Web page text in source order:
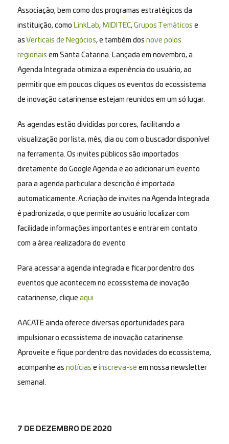
Associação, bem como dos programas estratégicos da
instituição, como LinkLab, MIDITEC, Grupos Temáticos e
as Verticais de Negócios, e também dos nove polos
regionais em Santa Catarina. Lançada em novembro, a
Agenda Integrada otimiza a experiência do usuário, ao
permitir que em poucos cliques os eventos do ecossistema
de inovação catarinense estejam reunidos em um só lugar.
As agendas estão divididas por cores, facilitando a
visualização por lista, mês, dia ou com o buscador disponível
na ferramenta. Os invites públicos são importados
diretamente do Google Agenda e ao adicionar um evento
para a agenda particular a descrição é importada
automaticamente. A criação de invites na Agenda Integrada
é padronizada, o que permite ao usuário localizar com
facilidade informações importantes e entrar em contato
com a área realizadora do evento
Para acessar a agenda integrada e ficar por dentro dos
eventos que acontecem no ecossistema de inovação
catarinense, clique aqui
A ACATE ainda oferece diversas oportunidades para
impulsionar o ecossistema de inovação catarinense.
Aproveite e fique por dentro das novidades do ecossistema,
acompanhe as notícias e inscreva-se em nossa newsletter
semanal.
7 DE DEZEMBRO DE 2020